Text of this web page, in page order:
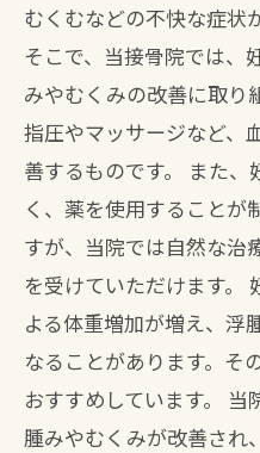
むくむなどの不快な症状
そこで、当接骨院では、
みやむくみの改善に取り
指圧やマッサージなど、
善するものです。 また
く、薬を使用することが
すが、当院では自然な治
を受けていただけます。
よる体重増加が増え、浮
なることがあります。そ
おすすめしています。
腫みやむくみが改善され